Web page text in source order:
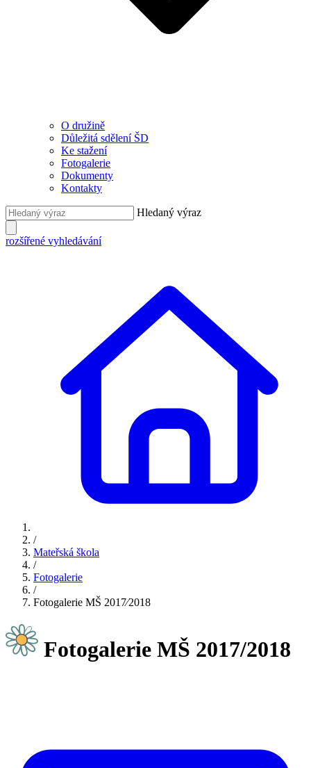
O družině
Důležitá sdělení ŠD
Ke stažení
Fotogalerie
Dokumenty
Kontakty
Hledaný výraz
rozšířené vyhledávání
/
Mateřská škola
/
Fotogalerie
/
Fotogalerie MŠ 2017⁄2018
Fotogalerie MŠ 2017/2018